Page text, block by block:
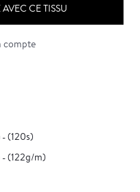
CE TISSU
compte
(120s)
(122g/m)